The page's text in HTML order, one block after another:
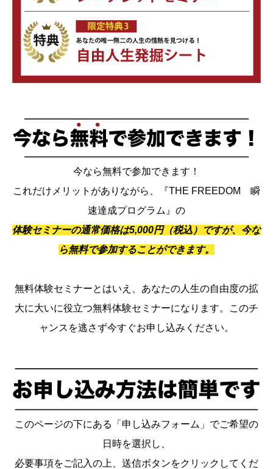
今なら無料で参加できます！
これだけメリットがありながら、『THE FREEDOM 瞬
速達成プログラム』の
体験セミナーの通常価格は5,000円（税込）ですが、今な
ら無料で参加することができます。
無料体験セミナーとはいえ、あなたの人生の自由度の拡
大に大いに役立つ無料体験セミナーになります。このチ
ャンスを逃さず今すぐお申し込みください。
このページの下にある「申し込みフォーム」でご希望の
日時を選択し、
必要事項をご記入の上、送信ボタンをクリックしてくだ